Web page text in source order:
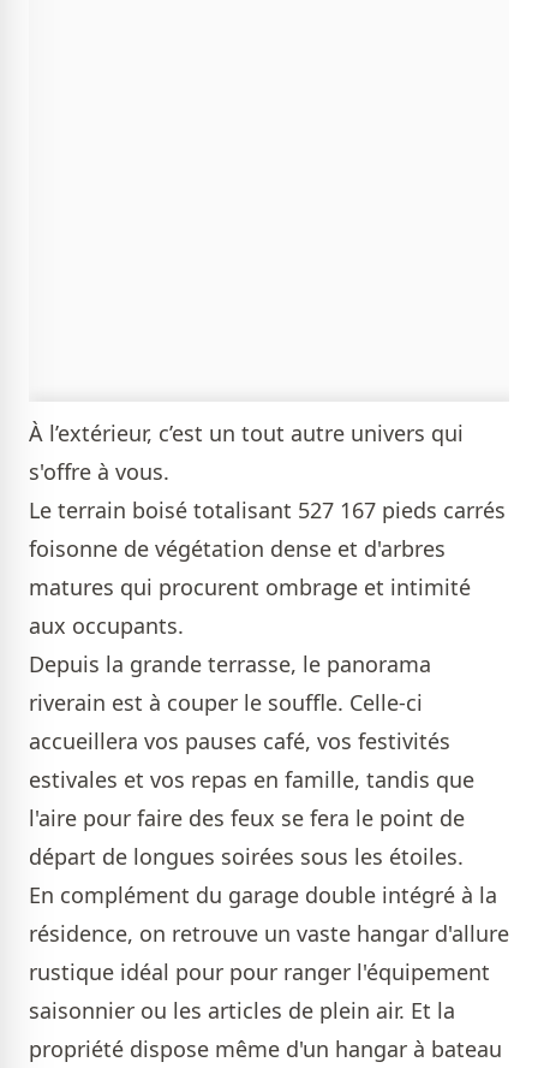
À l’extérieur, c’est un tout autre univers qui
s'offre à vous.
Le terrain boisé totalisant 527 167 pieds carrés
foisonne de végétation dense et d'arbres
matures qui procurent ombrage et intimité
aux occupants.
Depuis la grande terrasse, le panorama
riverain est à couper le souffle. Celle-ci
accueillera vos pauses café, vos festivités
estivales et vos repas en famille, tandis que
l'aire pour faire des feux se fera le point de
départ de longues soirées sous les étoiles.
En complément du garage double intégré à la
résidence, on retrouve un vaste hangar d'allure
rustique idéal pour pour ranger l'équipement
saisonnier ou les articles de plein air. Et la
propriété dispose même d'un hangar à bateau